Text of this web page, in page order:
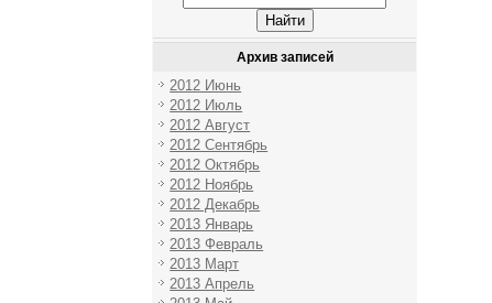
Архив записей
2012 Июнь
2012 Июль
2012 Август
2012 Сентябрь
2012 Октябрь
2012 Ноябрь
2012 Декабрь
2013 Январь
2013 Февраль
2013 Март
2013 Апрель